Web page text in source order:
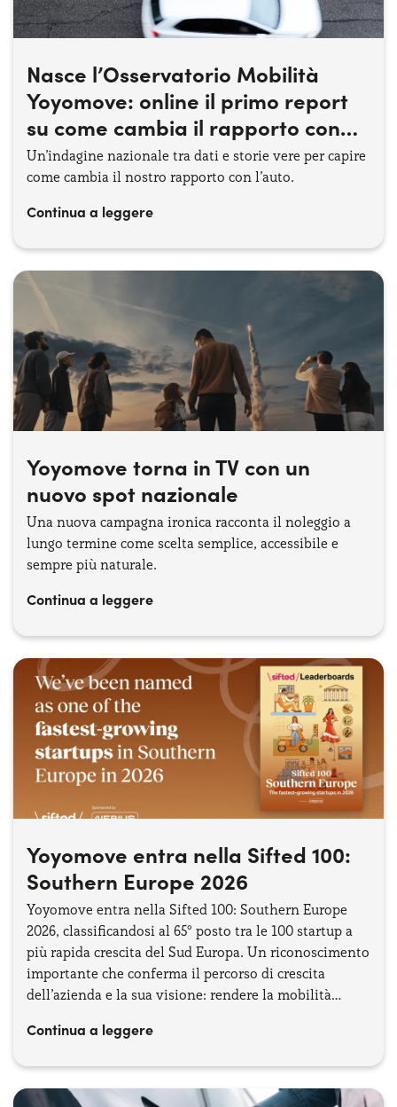
Nasce l’Osservatorio Mobilità
Yoyomove: online il primo report
su come cambia il rapporto con
l’auto
Un’indagine nazionale tra dati e storie vere per capire
come cambia il nostro rapporto con l’auto.
Continua a leggere
Yoyomove torna in TV con un
nuovo spot nazionale
Una nuova campagna ironica racconta il noleggio a
lungo termine come scelta semplice, accessibile e
sempre più naturale.
Continua a leggere
Yoyomove entra nella Sifted 100:
Southern Europe 2026
Yoyomove entra nella Sifted 100: Southern Europe
2026, classificandosi al 65° posto tra le 100 startup a
più rapida crescita del Sud Europa. Un riconoscimento
importante che conferma il percorso di crescita
dell’azienda e la sua visione: rendere la mobilità
Continua a leggere